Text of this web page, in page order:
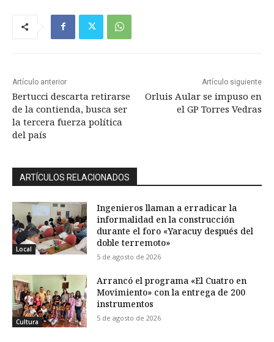
Artículo anterior
Bertucci descarta retirarse
de la contienda, busca ser
la tercera fuerza política
del país
Artículo siguiente
Orluis Aular se impuso en
el GP Torres Vedras
ARTÍCULOS RELACIONADOS
Local
Ingenieros llaman a erradicar la
informalidad en la construcción
durante el foro «Yaracuy después del
doble terremoto»
5 de agosto de 2026
Cultura
Arrancó el programa «El Cuatro en
Movimiento» con la entrega de 200
instrumentos
5 de agosto de 2026